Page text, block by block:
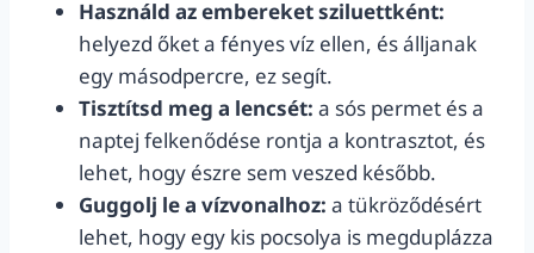
Használd az embereket sziluettként:
helyezd őket a fényes víz ellen, és álljanak
egy másodpercre, ez segít.
Tisztítsd meg a lencsét: a sós permet és a
naptej felkenődése rontja a kontrasztot, és
lehet, hogy észre sem veszed később.
Guggolj le a vízvonalhoz: a tükröződésért
lehet, hogy egy kis pocsolya is megduplázza